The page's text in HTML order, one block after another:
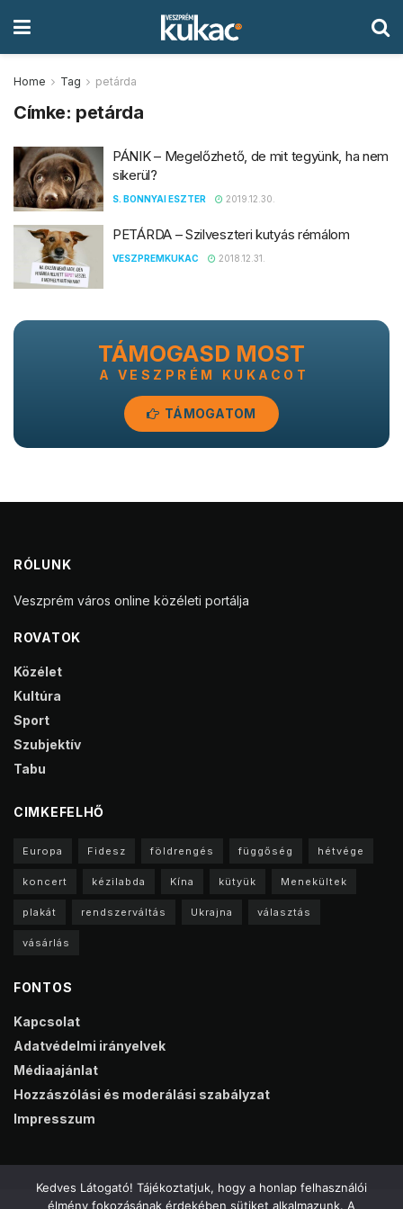
Home Tag petárda
Címke: petárda
PÁNIK – Megelőzhető, de mit tegyünk, ha nem
sikerül?
S. BONNYAI ESZTER 2019.12.30.
PETÁRDA – Szilveszteri kutyás rémálom
VESZPREMKUKAC 2018.12.31.
TÁMOGASD MOST
A VESZPRÉM KUKACOT
TÁMOGATOM
RÓLUNK
Veszprém város online közéleti portálja
ROVATOK
Közélet
Kultúra
Sport
Szubjektív
Tabu
CIMKEFELHŐ
Europa Fidesz földrengés függőség hétvége
koncert kézilabda Kína kütyük Menekültek
plakát rendszerváltás Ukrajna választás
vásárlás
FONTOS
Kapcsolat
Adatvédelmi irányelvek
Médiaajánlat
Hozzászólási és moderálási szabályzat
Impresszum
Kedves Látogató! Tájékoztatjuk, hogy a honlap felhasználói
élmény fokozásának érdekében sütiket alkalmazunk. A